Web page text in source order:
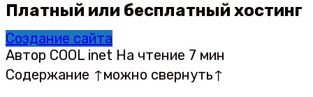
Платный или бесплатный хостинг
Создание сайта
Автор COOL inet На чтение 7 мин
Содержание ↑можно свернуть↑